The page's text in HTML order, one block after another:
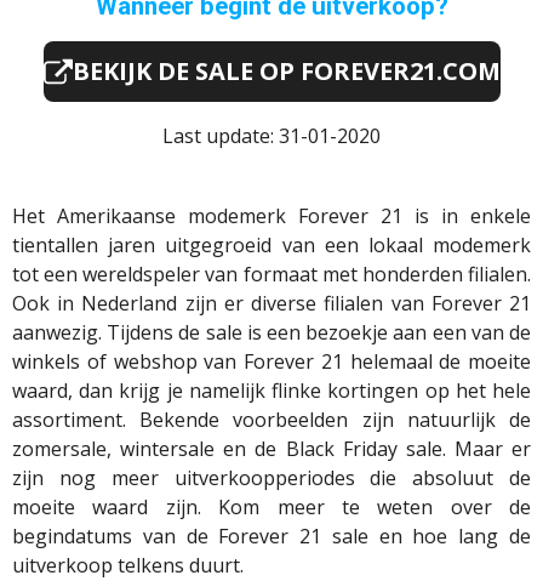
Wanneer begint de uitverkoop?
BEKIJK DE SALE OP FOREVER21.COM
Last update: 31-01-2020
Het Amerikaanse modemerk Forever 21 is in enkele
tientallen jaren uitgegroeid van een lokaal modemerk
tot een wereldspeler van formaat met honderden filialen.
Ook in Nederland zijn er diverse filialen van Forever 21
aanwezig. Tijdens de sale is een bezoekje aan een van de
winkels of webshop van Forever 21 helemaal de moeite
waard, dan krijg je namelijk flinke kortingen op het hele
assortiment. Bekende voorbeelden zijn natuurlijk de
zomersale, wintersale en de Black Friday sale. Maar er
zijn nog meer uitverkoopperiodes die absoluut de
moeite waard zijn. Kom meer te weten over de
begindatums van de Forever 21 sale en hoe lang de
uitverkoop telkens duurt.